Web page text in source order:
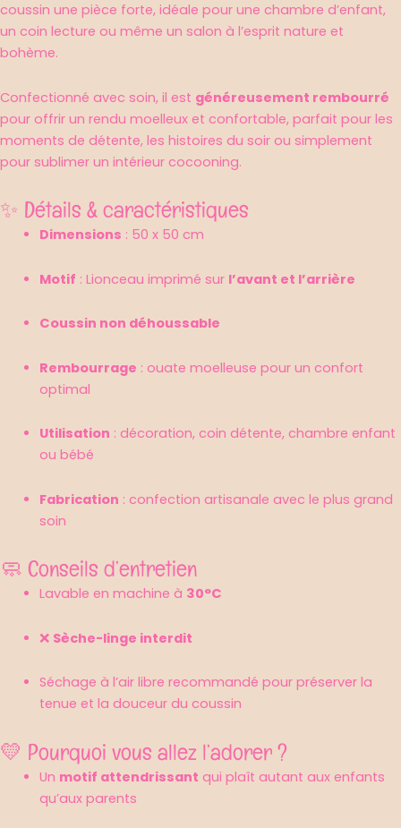
coussin une pièce forte, idéale pour une chambre d’enfant,
un coin lecture ou même un salon à l’esprit nature et
bohème.
Confectionné avec soin, il est généreusement rembourré
pour offrir un rendu moelleux et confortable, parfait pour les
moments de détente, les histoires du soir ou simplement
pour sublimer un intérieur cocooning.
✨ Détails & caractéristiques
Dimensions : 50 x 50 cm
Motif : Lionceau imprimé sur l’avant et l’arrière
Coussin non déhoussable
Rembourrage : ouate moelleuse pour un confort
optimal
Utilisation : décoration, coin détente, chambre enfant
ou bébé
Fabrication : confection artisanale avec le plus grand
soin
🧼 Conseils d’entretien
Lavable en machine à 30°C
❌ Sèche-linge interdit
Séchage à l’air libre recommandé pour préserver la
tenue et la douceur du coussin
💛 Pourquoi vous allez l’adorer ?
Un motif attendrissant qui plaît autant aux enfants
qu’aux parents